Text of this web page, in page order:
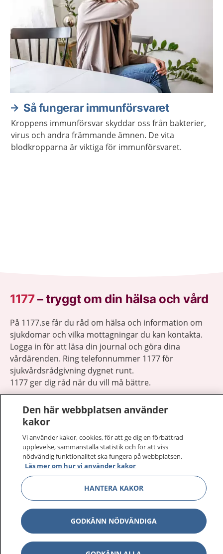
Så fungerar immunförsvaret
Kroppens immunförsvar skyddar oss från bakterier,
virus och andra främmande ämnen. De vita
blodkropparna är viktiga för immunförsvaret.
1177–tryggt om din hälsa och vård
På 1177.se får du råd om hälsa och information om
sjukdomar och vilka mottagningar du kan kontakta.
Logga in för att läsa din journal och göra dina
vårdärenden. Ring telefonnummer 1177 för
sjukvårdsrådgivning dygnet runt.
1177 ger dig råd när du vill må bättre.
1177 på flera språk
Om 1177
Kontakt Visa
Den här webbplatsen använder
kakor
Vi använder kakor, cookies, för att ge dig en förbättrad
upplevelse, sammanställa statistik och för att viss
nödvändig funktionalitet ska fungera på webbplatsen.
Läs mer om hur vi använder kakor
HANTERA KAKOR
GODKÄNN NÖDVÄNDIGA